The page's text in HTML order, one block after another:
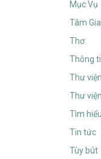
Mục Vụ
Tâm
Thơ
Thông
Thư viện
Thư
Tìm
Tin tức
Tùy bút